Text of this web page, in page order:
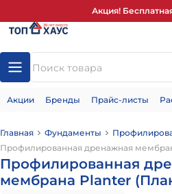
Акция!
Акции Бренды Прайс-листы
Главная Фундаменты
Профилированная дренажная
Профилированная
мембрана Planter